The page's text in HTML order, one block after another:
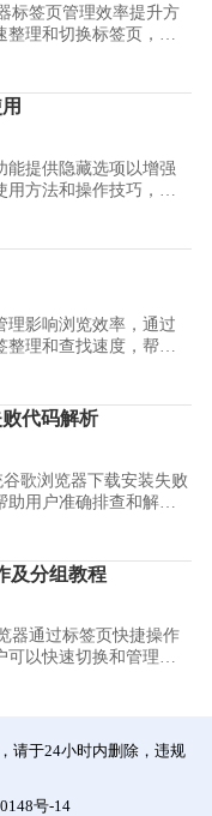
标签页管理效率提升方
理和切换标签页，提
能提供隐藏选项以增强
方法和操作技巧，帮
理影响浏览效率，通过
理和查找速度，帮助
代码解析
谷歌浏览器下载安装失败
用户准确排查和解决
及分组教程
器通过标签页快捷操作
可以快速切换和管理多
请于24小时内删除，违规
号-14